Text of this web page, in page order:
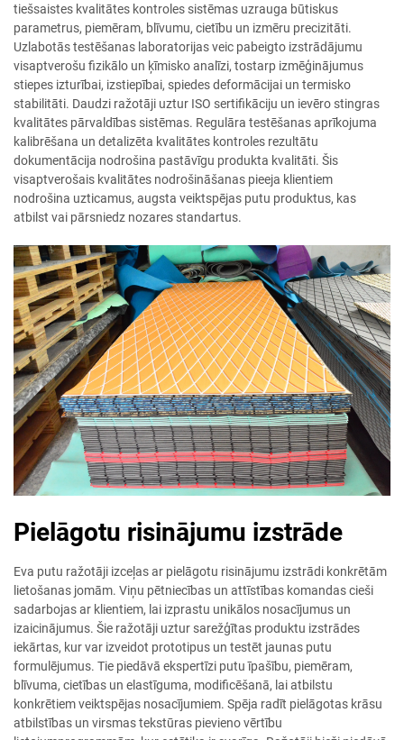
tiešsaistes kvalitātes kontroles sistēmas uzrauga būtiskus
parametrus, piemēram, blīvumu, cietību un izmēru precizitāti.
Uzlabotās testēšanas laboratorijas veic pabeigto izstrādājumu
visaptverošu fizikālo un ķīmisko analīzi, tostarp izmēģinājumus
stiepes izturībai, izstiepībai, spiedes deformācijai un termisko
stabilitāti. Daudzi ražotāji uztur ISO sertifikāciju un ievēro stingras
kvalitātes pārvaldības sistēmas. Regulāra testēšanas aprīkojuma
kalibrēšana un detalizēta kvalitātes kontroles rezultātu
dokumentācija nodrošina pastāvīgu produkta kvalitāti. Šis
visaptverošais kvalitātes nodrošināšanas pieeja klientiem
nodrošina uzticamus, augsta veiktspējas putu produktus, kas
atbilst vai pārsniedz nozares standartus.
Pielāgotu risinājumu izstrāde
Eva putu ražotāji izceļas ar pielāgotu risinājumu izstrādi konkrētām
lietošanas jomām. Viņu pētniecības un attīstības komandas cieši
sadarbojas ar klientiem, lai izprastu unikālos nosacījumus un
izaicinājumus. Šie ražotāji uztur sarežģītas produktu izstrādes
iekārtas, kur var izveidot prototipus un testēt jaunas putu
formulējumus. Tie piedāvā ekspertīzi putu īpašību, piemēram,
blīvuma, cietības un elastīguma, modificēšanā, lai atbilstu
konkrētiem veiktspējas nosacījumiem. Spēja radīt pielāgotas krāsu
atbilstības un virsmas tekstūras pievieno vērtību